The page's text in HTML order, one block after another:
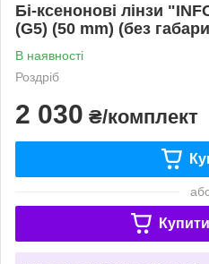
Бі-ксенонові лінзи
(G5) (50 mm) (без
В наявності
Роздріб
2 030 ₴/комплект